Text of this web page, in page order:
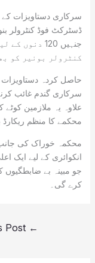
سرکاری دستاویزات
ڈسٹرکٹ فوڈ کنٹرولر
جنہیں 120
کنٹرولر بونیر کو
حاصل کردہ دستاویزات
سرکاری گندم غائب
علاوہ یہ ملازمین کوٹے
محکمے کا منظم ریکارڈ
محکمہ خوراک کی
انکوائری کے لیے ایک
جو مبینہ بے
کرے گی۔
←